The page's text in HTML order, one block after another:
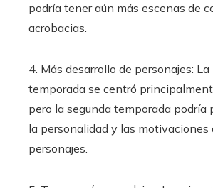
podría tener aún más escenas de
acrobacias.
4. Más desarrollo de personajes:
temporada se centró
pero la segunda temporada podría
la personalidad y las motivaciones
personajes.